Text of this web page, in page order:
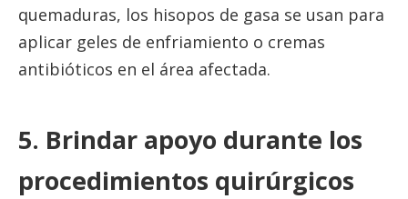
quemaduras, los hisopos de gasa se usan para
aplicar geles de enfriamiento o cremas
antibióticos en el área afectada.
5. Brindar apoyo durante los
procedimientos quirúrgicos